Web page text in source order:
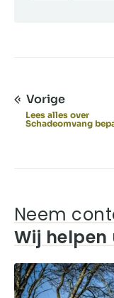
Vorige
Lees alles over
Schadeomvang
Neem
Wij